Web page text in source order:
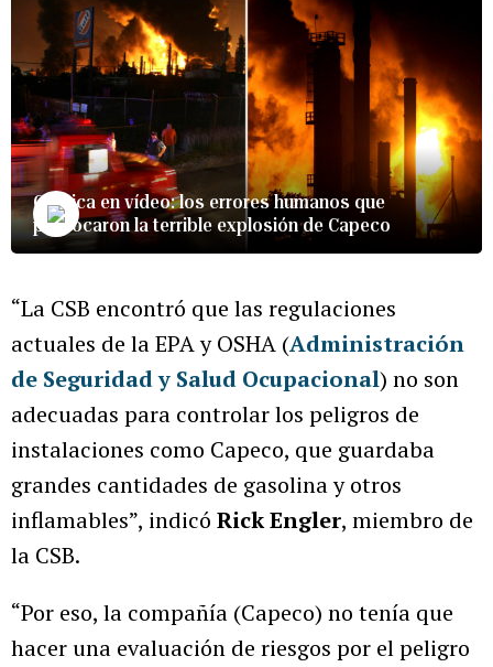
Crónica en vídeo: los errores humanos que
provocaron la terrible explosión de Capeco
“La CSB encontró que las regulaciones
actuales de la EPA y OSHA (Administración
de Seguridad y Salud Ocupacional) no son
adecuadas para controlar los peligros de
instalaciones como Capeco, que guardaba
grandes cantidades de gasolina y otros
inflamables”, indicó Rick Engler, miembro de
la CSB.
“Por eso, la compañía (Capeco) no tenía que
hacer una evaluación de riesgos por el peligro